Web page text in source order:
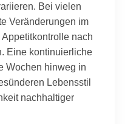
Bei vielen
Veränderungen im
nach
Eine kontinuierliche
Wochen hinweg in
Lebensstil
nachhaltiger